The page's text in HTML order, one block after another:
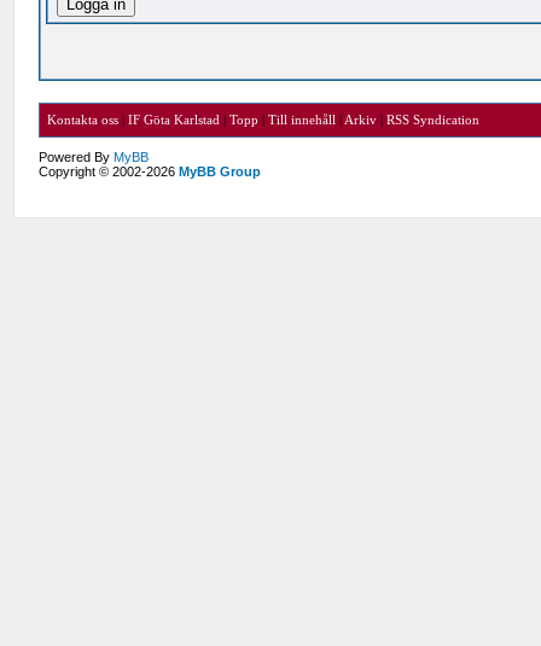
Kontakta oss |IF Göta Karlstad |Topp |Till innehåll | Arkiv |RSS Syndication
Powered ByMyBB
Copyright © 2002-2026MyBB Group